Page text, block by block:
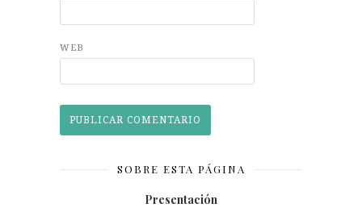
WEB
SOBRE ESTA PÁGINA
Presentación